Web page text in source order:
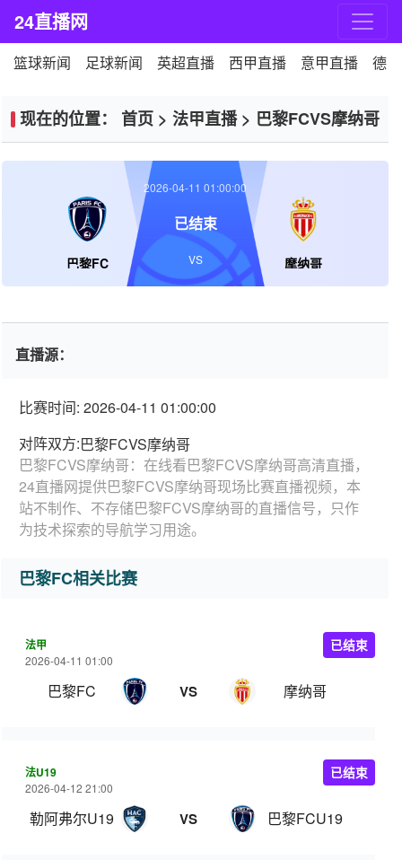
24直播网
篮球新闻 足球新闻 英超直播 西甲直播 意甲直播 德
现在的位置： 首页 > 法甲直播> 巴黎FCVS摩纳哥
巴黎FC 摩纳哥
2026-04-11 01:00:00
已结束
VS
直播源：
比赛时间: 2026-04-11 01:00:00
对阵双方:巴黎FCVS摩纳哥
巴黎FCVS摩纳哥：在线看巴黎FCVS摩纳哥高清直播，
24直播网提供巴黎FCVS摩纳哥现场比赛直播视频，本
站不制作、不存储巴黎FCVS摩纳哥的直播信号，只作
为技术探索的导航学习用途。
巴黎FC相关比赛
法甲
2026-04-11 01:00
巴黎FC VS 摩纳哥
已结束
法U19
2026-04-12 21:00
勒阿弗尔U19 VS 巴黎FCU19
已结束